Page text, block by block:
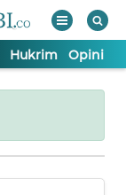
Hukrim Opini